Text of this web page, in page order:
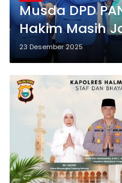
Musda DPD
Hakim Masih
Halut
23 Desember 2025